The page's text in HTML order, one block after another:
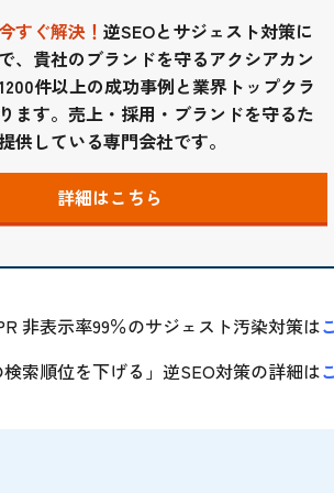
すぐ解決！ 逆SEOとサジェスト対策に
、貴社のブランドを守るアクシアカン
件以上の成功事例と業界トップクラ
ます。売上・採用・ブランドを守るた
供している専門会社です。
詳細はこちら
非表示率99％のサジェスト汚染対策は
索順位を下げる」逆SEO対策の詳細は